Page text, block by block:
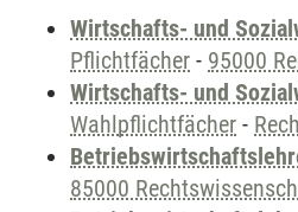
Wirtschafts- und
Pflichtfächer - 95000
Wirtschafts- und
Wahlpflichtfächer -
85000